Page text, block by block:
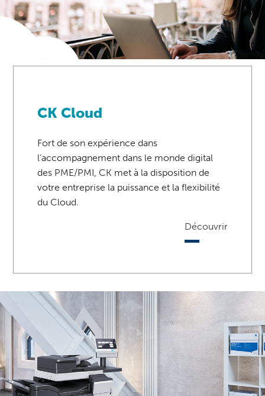
CK Cloud
Fort de son expérience dans
l’accompagnement dans le monde digital
des PME/PMI, CK met à la disposition de
votre entreprise la puissance et la flexibilité
du Cloud.
Découvrir